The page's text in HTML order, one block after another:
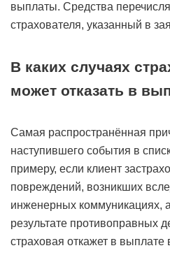
выплаты. Средства
страхователя, указанный в
В каких случаях
может отказать в
Самая распространённая
наступившего события в
примеру, если клиент
повреждений, возникших
инженерных коммуникациях,
результате противоправных
страховая откажет в